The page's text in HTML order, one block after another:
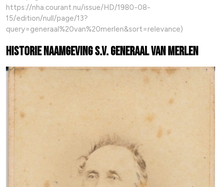
https://nha.courant.nu/issue/HD/1980-08-
15/edition/null/page/13?
query=generaal%20van%20merlen&sort=relevance)
Historie naamgeving S.V. Generaal van Merlen